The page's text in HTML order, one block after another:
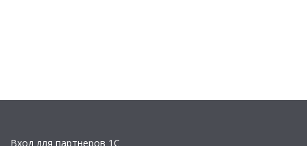
Вход для партнеров 1С